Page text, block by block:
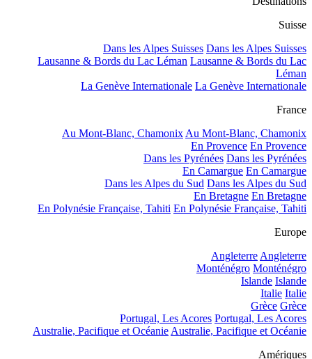
Suisse
Dans les Alpes Suisses Dans les Alpes Suisses
Lausanne & Bords du Lac Léman Lausanne & Bords du Lac
Léman
La Genève Internationale La Genève Internationale
France
Au Mont-Blanc, ChamonixAu Mont-Blanc, Chamonix
En Provence En Provence
Dans les Pyrénées Dans les Pyrénées
En Camargue En Camargue
Dans les Alpes du Sud Dans les Alpes du Sud
En Bretagne En Bretagne
En Polynésie Française, Tahiti En Polynésie Française, Tahiti
Europe
AngleterreAngleterre
Monténégro Monténégro
Islande Islande
Italie Italie
Grèce Grèce
Portugal, Les Acores Portugal, Les Acores
Australie, Pacifique et OcéanieAustralie, Pacifique et Océanie
Amériques